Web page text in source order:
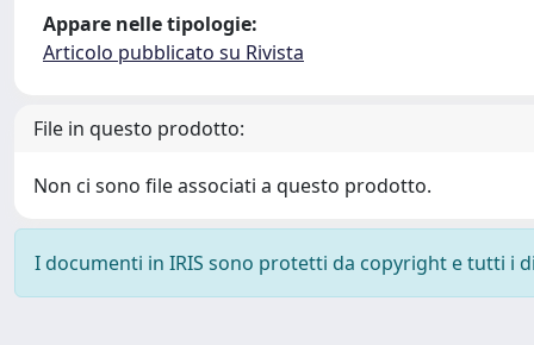
Appare nelle tipologie:
Articolo pubblicato su Rivista
File in questo prodotto:
Non ci sono file associati a questo prodotto.
I documenti in IRIS sono protetti da copyright e tutti i